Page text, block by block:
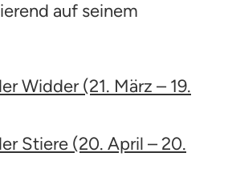
Widder (21. März – 19.
Stiere (20. April – 20.